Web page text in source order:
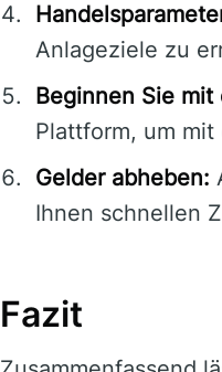
Anlageziele zu
Beginnen Sie
Plattform, um
Gelder abheben:
Ihnen schnellen
Fazit